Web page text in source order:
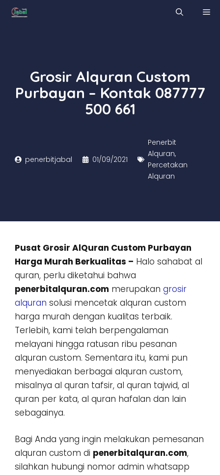
Skip
Grosir Alquran Custom
Purbayan – Kontak 087777
500 661
penerbitjabal 01/09/2021
Penerbit
Alquran,
Percetakan
Alquran
Pusat Grosir AlQuran Custom Purbayan
Harga Murah Berkualitas – Halo sahabat al
quran, perlu diketahui bahwa
penerbitalquran.com merupakan grosir
alquran solusi mencetak alquran custom
harga murah dengan kualitas terbaik.
Terlebih, kami telah berpengalaman
melayani hingga ratusan ribu pesanan
alquran custom. Sementara itu, kami pun
menyediakan berbagai alquran custom,
misalnya al quran tafsir, al quran tajwid, al
quran per kata, al quran hafalan dan lain
sebagainya.
Bagi Anda yang ingin melakukan pemesanan
alquran custom di penerbitalquran.com,
silahkan hubungi nomor admin whatsapp